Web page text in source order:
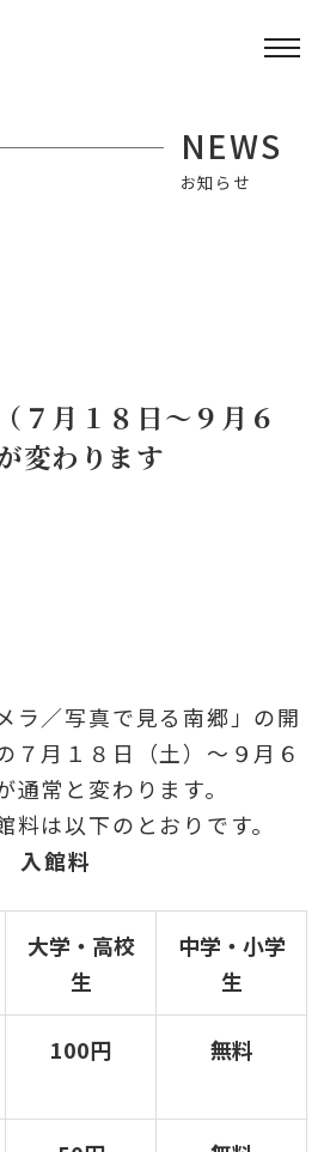
NEWS
お知らせ
７月１８日～９月６
変わります
ラ／写真で見る南郷」の開
７月１８日（土）～９月６
通常と変わります。
は以下のとおりです。
入館料
大学・高校
生
中学・小学
生
100円 無料